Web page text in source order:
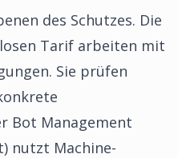
des Schutzes. Die
Tarif arbeiten mit
Sie prüfen
Bot Management
nutzt Machine-